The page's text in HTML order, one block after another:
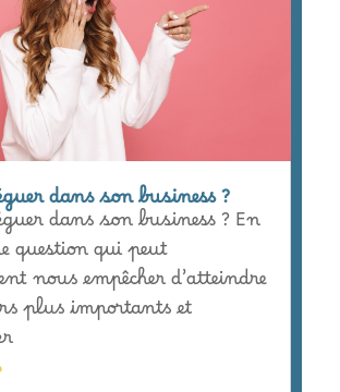
dans son business ?
dans son business ? En
question qui peut
nous empêcher d’atteindre
plus importants et